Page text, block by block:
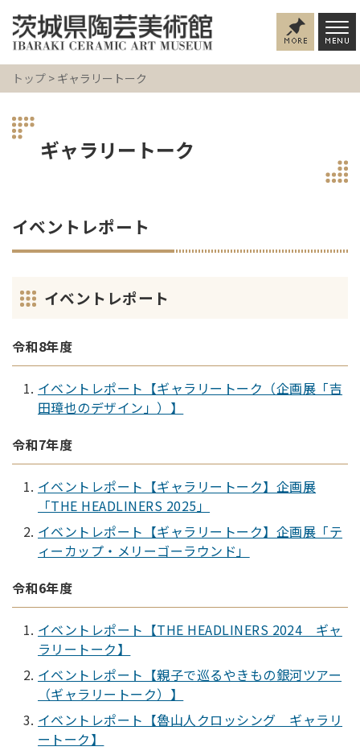
トップ > ギャラリートーク
ギャラリートーク
イベントレポート
イベントレポート
令和8年度
イベントレポート【ギャラリートーク（企画展「吉
田璋也のデザイン」）】
令和7年度
イベントレポート【ギャラリートーク】企画展
「THE HEADLINERS 2025」
イベントレポート【ギャラリートーク】企画展「テ
ィーカップ・メリーゴーラウンド」
令和6年度
イベントレポート【THE HEADLINERS 2024 ギャ
ラリートーク】
イベントレポート【親子で巡るやきもの銀河ツアー
（ギャラリートーク）】
イベントレポート【魯山人クロッシング ギャラリ
ートーク】